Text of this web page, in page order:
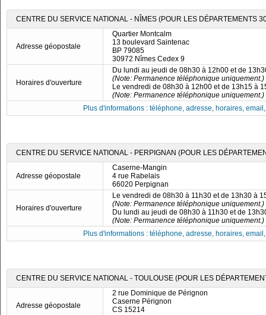
CENTRE DU SERVICE NATIONAL - NÎMES (POUR LES DÉPARTEMENTS
Adresse géopostale
Quartier Montcalm
13 boulevard Saintenac
BP 79085
30972 Nîmes Cedex 9
Horaires d'ouverture
Du lundi au jeudi de 08h30 à 12h00 et de
(Note: Permanence téléphonique uniquement.)
Le vendredi de 08h30 à 12h00 et de 13h15 à
(Note: Permanence téléphonique uniquement.)
Plus d'informations : téléphone, adresse, horaires,
CENTRE DU SERVICE NATIONAL - PERPIGNAN (POUR LES
Adresse géopostale
Caserne-Mangin
4 rue Rabelais
66020 Perpignan
Horaires d'ouverture
Le vendredi de 08h30 à 11h30 et de 13h30 à
(Note: Permanence téléphonique uniquement.)
Du lundi au jeudi de 08h30 à 11h30 et de
(Note: Permanence téléphonique uniquement.)
Plus d'informations : téléphone, adresse, horaires,
CENTRE DU SERVICE NATIONAL - TOULOUSE (POUR LES
Adresse géopostale
2 rue Dominique de Pérignon
Caserne Pérignon
CS 15214